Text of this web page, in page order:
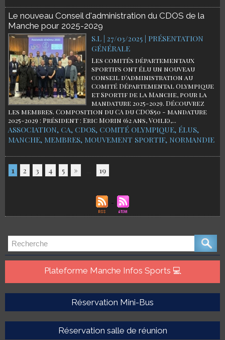
Le nouveau Conseil d'administration du CDOS de la
Manche pour 2025-2029
S.L | 27/03/2025 | PRÉSENTATION
GÉNÉRALE
Les comités départementaux
sportifs ont élu un nouveau
conseil d'administration au
Comité Départemental Olympique
et Sportif de la Manche, pour la
mandature 2025-2029. Découvrez
les membres. Composition du CA du CDOS50 - mandature
2025-2029 : Président : Eric Morin (62 ans, Voile),...
ASSOCIATION, CA, CDOS, COMITÉ OLYMPIQUE, ÉLUS,
MANCHE, MEMBRES, MOUVEMENT SPORTIF, NORMANDIE
1 2 3 4 5 » 19
Plateforme Manche Infos Sports 💻
Réservation Mini-Bus
Réservation salle de réunion